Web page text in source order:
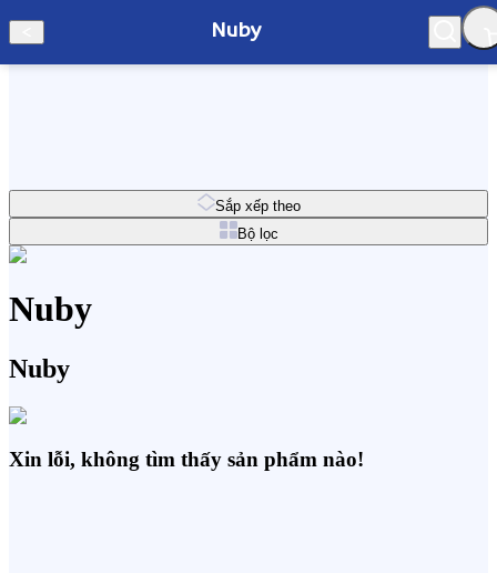
Nuby
Hà Nội
Sắp xếp theo
Bộ lọc
Nuby
Nuby
Xin lỗi, không tìm thấy sản phẩm nào!